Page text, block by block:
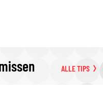
ALLE TIPS